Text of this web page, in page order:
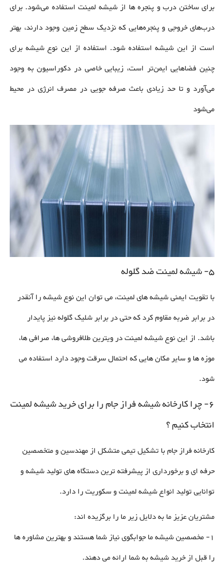
برای ساختن درب و پنجره ها از شیشه لمینت استفاده می‌شود. برای
درب‌های خروجی و پنجره‌هایی که نزدیک سطح زمین وجود دارند، بهتر
است از این شیشه استفاده شود. استفاده از این نوع شیشه برای
چنین فضاهایی ایمن‌تر است، زیبایی خاصی در دکوراسیون به وجود
می‌آورد و تا حد زیادی باعث صرفه جویی در مصرف انرژی در محیط
می‌شود
5- شیشه لمینت ضد گلوله
با تقویت ایمنی شیشه های لمینت، می توان این نوع شیشه را آنقدر
در برابر ضربه مقاوم کرد که حتی در برابر شلیک گلوله نیز پایدار
باشد. از این نوع شیشه لمینت در ویترین طلافروشی ها، صرافی ها،
موزه ها و سایر مکان هایی که احتمال سرقت وجود دارد استفاده می
شود.
6- چرا کارخانه شیشه فراز جام را برای خرید شیشه لمینت
انتخاب کنیم ؟
کارخانه فراز جام با تشکیل تیمی متشکل از مهندسین و متخصصین
حرفه ای و برخورداری از پیشرفته ترین دستگاه های تولید شیشه و
توانایی تولید انواع شیشه لمینت و سکوریت را دارد.
مشتریان عزیز ما به دلایل زیر ما را برگزیده اند:
1- مخصصین شیشه ما جوابگوی نیاز شما هستند و بهترین مشاوره ها
را قبل از خرید شیشه به شما ارائه می دهند.